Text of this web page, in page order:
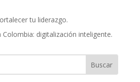
tu liderazgo.
Colombia: digitalización inteligente.